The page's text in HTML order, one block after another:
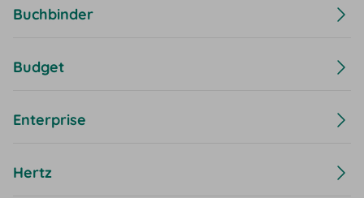
Buchbinder
Budget
Enterprise
Hertz